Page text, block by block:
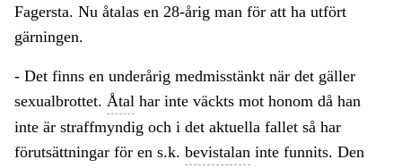
Fagersta. Nu åtalas en 28-årig man för att ha utfört
gärningen.
- Det finns en underårig medmisstänkt när det gäller
sexualbrottet. Åtal har inte väckts mot honom då han
inte är straffmyndig och i det aktuella fallet så har
förutsättningar för en s.k. bevistalan inte funnits. Den